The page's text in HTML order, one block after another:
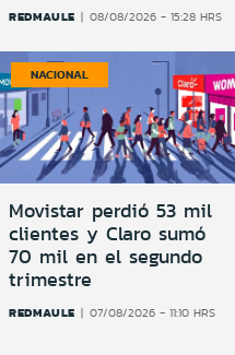
REDMAULE 08/08/2026 - 15:28 HRS
NACIONAL
Movistar perdió 53 mil
clientes y Claro sumó
70 mil en el segundo
trimestre
REDMAULE 07/08/2026 - 11:10 HRS